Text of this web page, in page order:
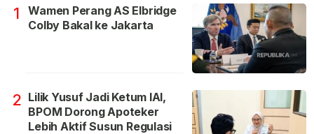
1
Wamen Perang AS Elbridge
Colby Bakal ke Jakarta
2 Lilik Yusuf Jadi Ketum IAI,
BPOM Dorong Apoteker
Lebih Aktif Susun Regulasi